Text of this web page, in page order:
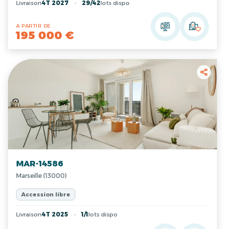
Livraison4T 2027 29/42lots dispo
A PARTIR DE
195 000 €
MAR-14586
Marseille (13000)
Accession libre
Livraison4T 2025 1/1 lots dispo